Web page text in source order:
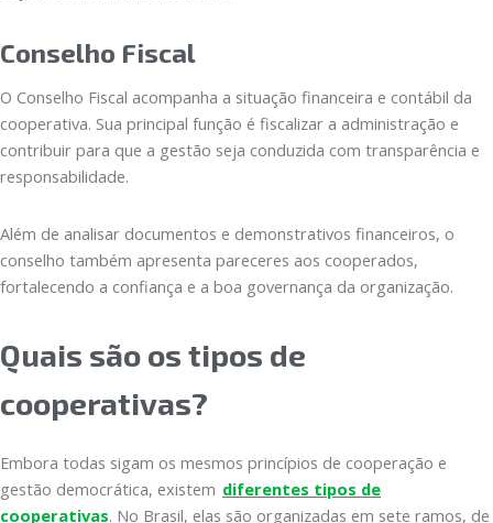
Conselho Fiscal
O Conselho Fiscal acompanha a situação financeira e contábil da
cooperativa. Sua principal função é fiscalizar a administração e
contribuir para que a gestão seja conduzida com transparência e
responsabilidade.
Além de analisar documentos e demonstrativos financeiros, o
conselho também apresenta pareceres aos cooperados,
fortalecendo a confiança e a boa governança da organização.
Quais são os tipos de
cooperativas?
Embora todas sigam os mesmos princípios de cooperação e
gestão democrática, existem diferentes tipos de
cooperativas. No Brasil, elas são organizadas em sete ramos, de